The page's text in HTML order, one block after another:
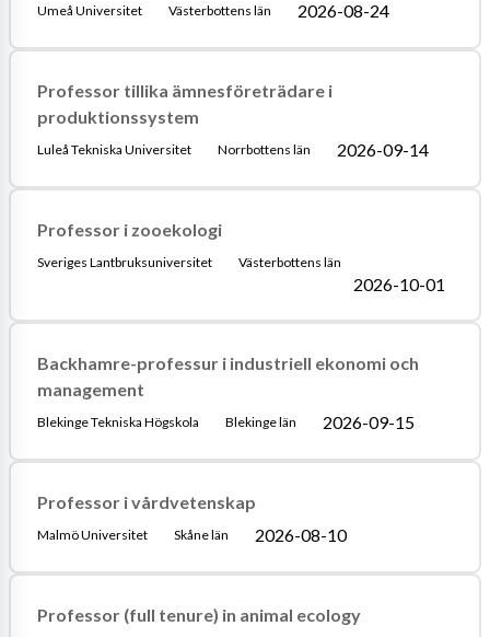
Umeå Universitet Västerbottens län 2026-08-24
Professor tillika ämnesföreträdare i
produktionssystem
Luleå Tekniska Universitet Norrbottens län 2026-09-14
Professor i zooekologi
Sveriges Lantbruksuniversitet Västerbottens län
2026-10-01
Backhamre-professur i industriell ekonomi och
management
Blekinge Tekniska Högskola Blekinge län 2026-09-15
Professor i vårdvetenskap
Malmö Universitet Skåne län 2026-08-10
Professor (full tenure) in animal ecology